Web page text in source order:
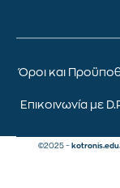
Όροι και
Επικοινωνία με
©2025 –